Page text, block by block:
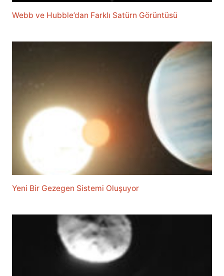
Webb ve Hubble’dan Farklı Satürn Görüntüsü
Yeni Bir Gezegen Sistemi Oluşuyor